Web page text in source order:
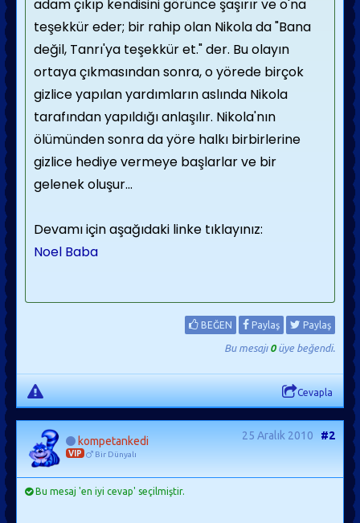
adam çıkıp kendisini görünce şaşırır ve o'na
teşekkür eder; bir rahip olan Nikola da "Bana
değil, Tanrı'ya teşekkür et." der. Bu olayın
ortaya çıkmasından sonra, o yörede birçok
gizlice yapılan yardımların aslında Nikola
tarafından yapıldığı anlaşılır. Nikola'nın
ölümünden sonra da yöre halkı birbirlerine
gizlice hediye vermeye başlarlar ve bir
gelenek oluşur...
Devamı için aşağıdaki linke tıklayınız:
Noel Baba
BEĞEN Paylaş Paylaş
Bu mesajı 0üye beğendi.
Cevapla
kompetankedi
VIP Bir Dünyalı
25 Aralık 2010 #2
Bu mesaj 'en iyi cevap' seçilmiştir.